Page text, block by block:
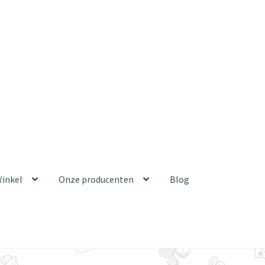
Onze producenten Blog